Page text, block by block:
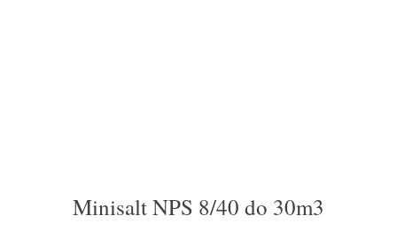
Minisalt NPS 8/40 do 30m3